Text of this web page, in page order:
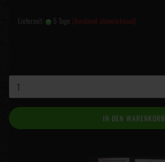
Lieferzeit: 5 Tage (Ausland abweichend)
IN DEN WARENKORB